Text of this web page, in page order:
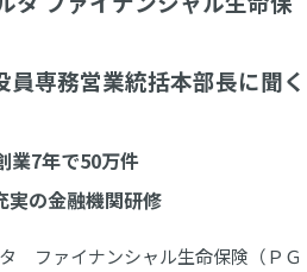
専務営業統括本部長に聞く
業7年で50万件
実の金融機関研修
ファイナンシャル生命保険（ＰＧ